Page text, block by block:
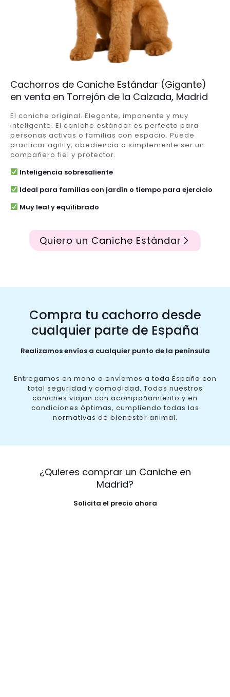
Cachorros de Caniche Estándar (Gigante)
en venta en Torrejón de la Calzada, Madrid
El caniche original. Elegante, imponente y muy
inteligente. El caniche estándar es perfecto para
personas activas o familias con espacio. Puede
practicar agility, obediencia o simplemente ser un
compañero fiel y protector.
Inteligencia sobresaliente
Ideal para familias con jardín o tiempo para ejercicio
Muy leal y equilibrado
Quiero un Caniche Estándar
Compra tu cachorro desde
cualquier parte de España
Realizamos envíos a cualquier punto de la península
Entregamos en mano o enviamos a toda España con
total seguridad y comodidad. Todos nuestros
caniches viajan con acompañamiento y en
condiciones óptimas, cumpliendo todas las
normativas de bienestar animal.
¿Quieres comprar un Caniche en
Madrid?
Solicita el precio ahora